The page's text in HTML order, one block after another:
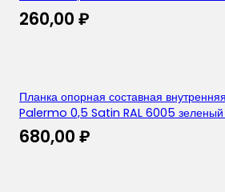
260,00 ₽
Планка опорная составная
Palermo 0,5 Satin RAL 6005
680,00 ₽